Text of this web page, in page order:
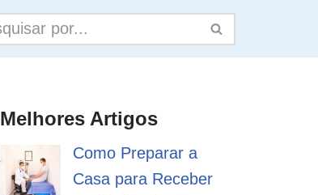
Melhores Artigos
Como Preparar a
Casa para Receber